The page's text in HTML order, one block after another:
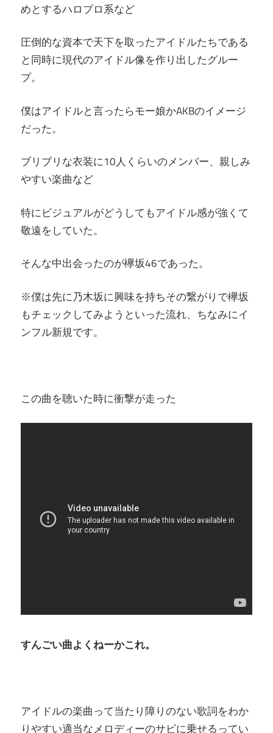
めとするハロプロ系など
圧倒的な資本で天下を取ったアイドルたちである
と同時に現代のアイドル像を作り出したグルー
プ。
僕はアイドルと言ったらモー娘かAKBのイメージ
だった。
ブリブリな衣装に10人くらいのメンバー、親しみ
やすい楽曲など
特にビジュアルがどうしてもアイドル感が強くて
敬遠をしていた。
そんな中出会ったのが欅坂46であった。
※僕は先に乃木坂に興味を持ちその繋がりで欅坂
もチェックしてみようといった流れ、ちなみにイ
ンフル新規です。
この曲を聴いた時に衝撃が走った
すんごい曲よくねーかこれ。
アイドルの楽曲って当たり障りのない歌詞をわか
りやすい適当なメロディーのサビに乗せるってい